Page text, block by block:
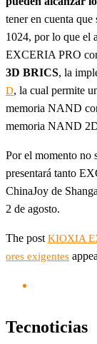
tener en cuenta
1024, por lo que el
EXCERIA PRO
3D BRICS, la
D, la cual permite
memoria NAND
memoria NAND
Por el momento no
presentará tanto
ChinaJoy de
2 de agosto.
The post KIOXIA
ores exigentes
Tecnoticias